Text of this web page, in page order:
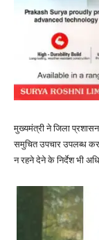
मुख्यमंत्री ने जिला प्रशासन
समुचित उपचार उपलब्ध
न रहने देने के निर्देश भी